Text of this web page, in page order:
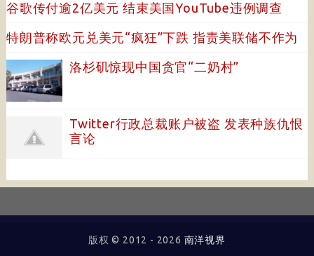
谷歌传付逾2亿美元 结束美国YouTube违例调查
特朗普称欧元兑美元“疯狂”下跌 指责美联储不作为
洛杉矶惊现中国贪官“二奶村”
Twitter行政总裁账户被盗 发表种族仇恨
言论
版权 © 2012 - 2026 南洋视界